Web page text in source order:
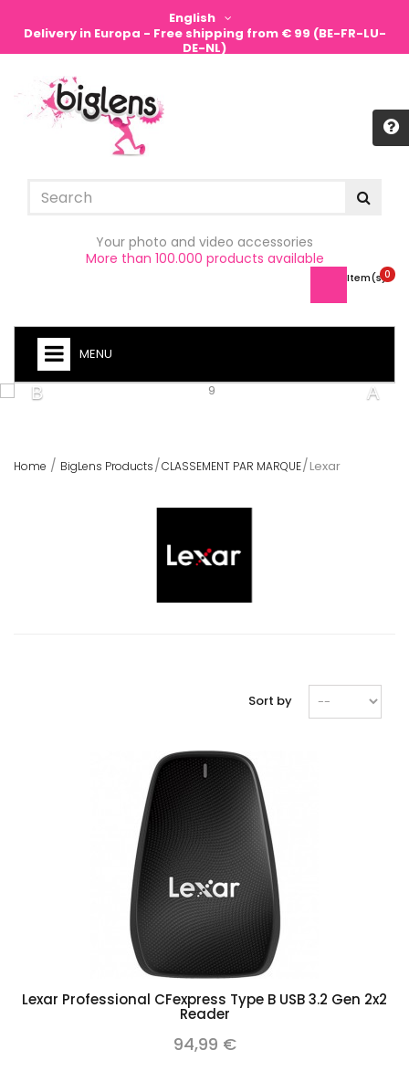
English
Delivery in Europa - Free shipping from € 99 (BE-FR-LU-
DE-NL)
Your photo and video accessories
More than 100.000 products available
0
Item(s) -
MENU
Home BigLens Products CLASSEMENT PAR MARQUE Lexar
Sort by
Lexar Professional CFexpress Type B USB 3.2 Gen 2x2
Reader
94,99 €